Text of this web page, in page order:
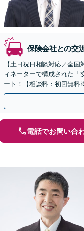
保険会社との交
【土日祝日相談対応／全
ィネーターで構成された「
ート！【相談料：初回無
ぐ相談！
電話でお問い合